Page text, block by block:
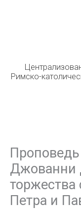
Римско-
Джованни
торжества
Петра и